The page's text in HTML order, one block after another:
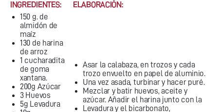
INGREDIENTES:
ELABORACIÓN:
150 g. de
almidón de
maíz
130 de harina
de arroz
1 cucharadita
de goma
xantana.
200g Azúcar
3 Huevos
5g Levadura
Asar la calabaza, en trozos y cada
trozo envuelto en papel de aluminio.
Una vez asada, turbinar y hacer puré.
Mezclar y batir huevos, aceite y
azúcar. Añadir el harina junto con la
Levadura y el bicarbonato,